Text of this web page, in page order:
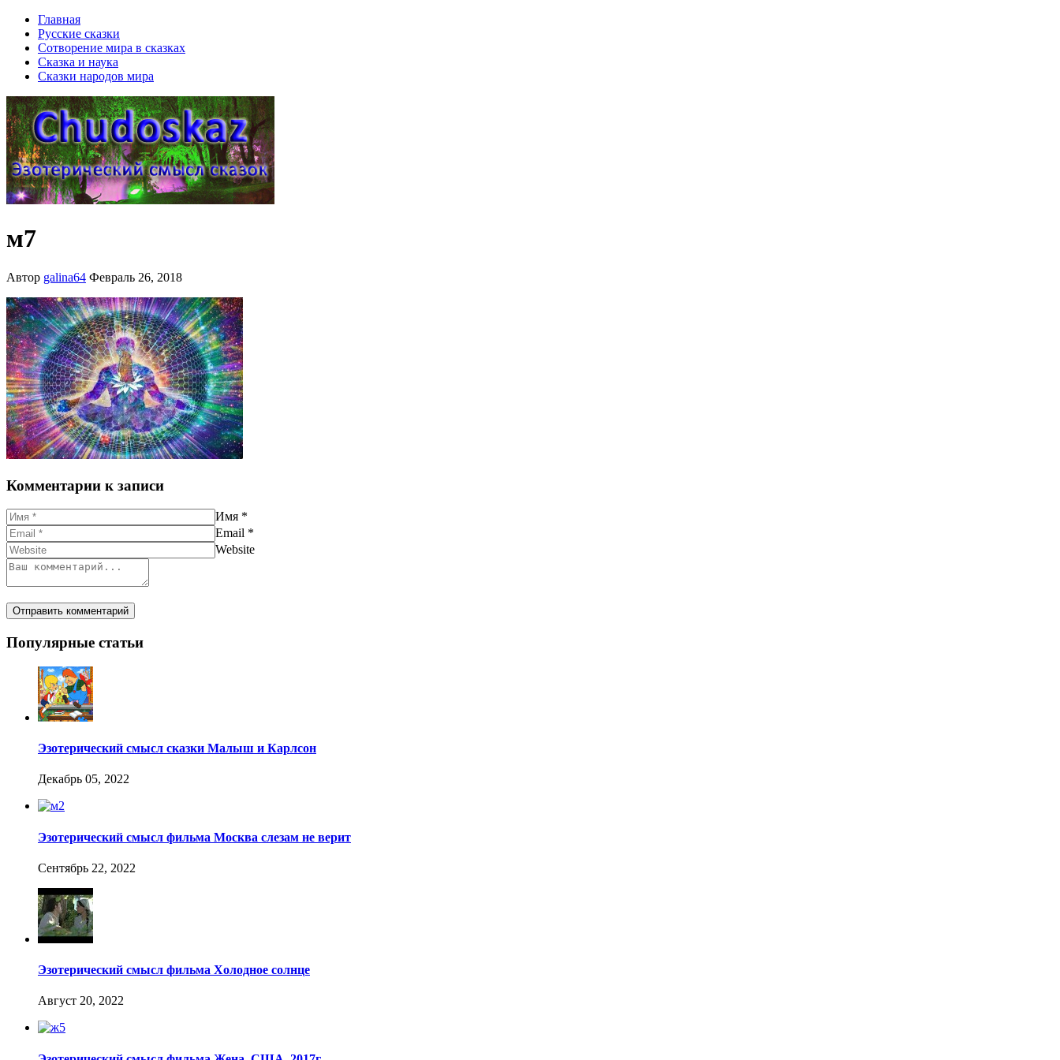
Главная
Русские сказки
Сотворение мира в сказках
Сказка и наука
Сказки народов мира
м7
Автор galina64 Февраль 26, 2018
Комментарии к записи
Имя *
Email *
Website
Популярные статьи
Эзотерический смысл сказки Малыш и Карлсон
Декабрь 05, 2022
Эзотерический смысл фильма Москва слезам не верит
Сентябрь 22, 2022
Эзотерический смысл фильма Холодное солнце
Август 20, 2022